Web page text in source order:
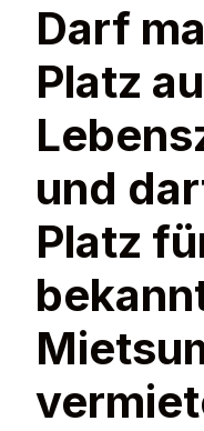
Darf
Platz
und
Platz